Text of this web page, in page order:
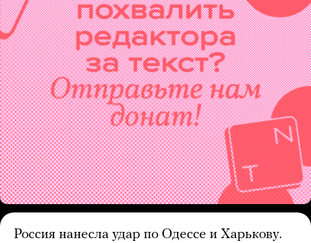
Россия нанесла удар по Одессе и Харькову.